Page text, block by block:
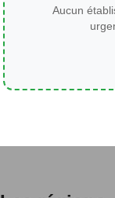
Aucun